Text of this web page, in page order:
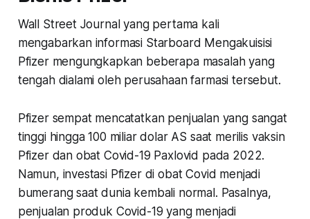
Wall Street Journal yang pertama kali
mengabarkan informasi Starboard Mengakuisisi
Pfizer mengungkapkan beberapa masalah yang
tengah dialami oleh perusahaan farmasi tersebut.
Pfizer sempat mencatatkan penjualan yang sangat
tinggi hingga 100 miliar dolar AS saat merilis vaksin
Pfizer dan obat Covid-19 Paxlovid pada 2022.
Namun, investasi Pfizer di obat Covid menjadi
bumerang saat dunia kembali normal. Pasalnya,
penjualan produk Covid-19 yang menjadi